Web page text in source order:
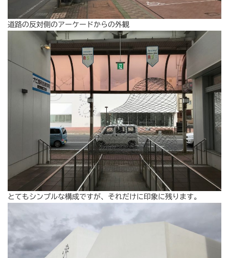
道路の反対側のアーケードからの外観
とてもシンプルな構成ですが、それだけに印象に残ります。